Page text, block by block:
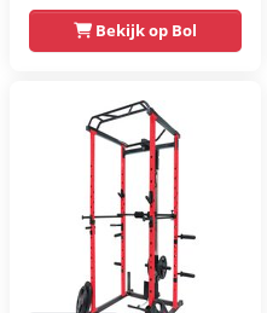
– Lat Pulley
Bekijk op Bol